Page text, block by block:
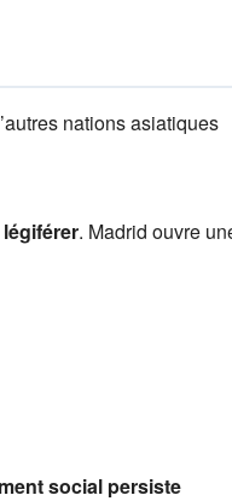
nations asiatiques
. Madrid ouvre
social persiste